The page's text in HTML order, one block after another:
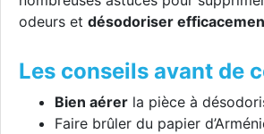
odeurs et désodoriser
Les conseils avant de
Bien aérer la pièce à
Faire brûler du papier